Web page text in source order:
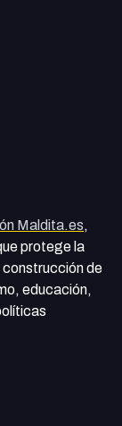
Maldita.es,
protege la
construcción de
educación,